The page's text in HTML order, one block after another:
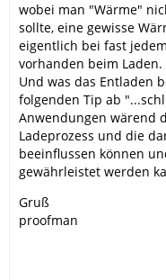
wobei man "Wärme"
sollte, eine gewisse
eigentlich bei fast
vorhanden beim Laden.
Und was das Entladen
folgenden Tip ab
Anwendungen wärend
Ladeprozess und die
beeinflussen können
gewährleistet werden
Gruß
proofman